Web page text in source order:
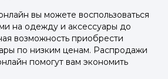
вы можете воспользоваться
на одежду и аксессуары до
возможность приобрести
по низким ценам. Распродажи
помогут вам экономить